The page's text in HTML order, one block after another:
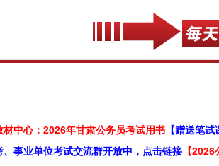
材中心：2026年甘肃公务员考试用书 【赠送笔
、事业单位考试交流群开放中，点击链接 【